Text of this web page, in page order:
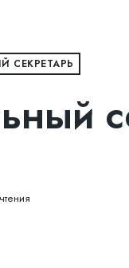
СЕКРЕТАРЬ